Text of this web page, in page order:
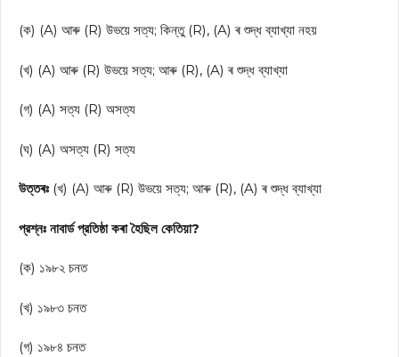
(ক) (A) আৰু (R) উভয়ে সত্য; কিন্তু (R), (A) ৰ শুদ্ধ ব্যাখ্যা নহয়
(খ) (A) আৰু (R) উভয়ে সত্য; আৰু (R), (A) ৰ শুদ্ধ ব্যাখ্যা
(গ) (A) সত্য (R) অসত্য
(ঘ) (A) অসত্য (R) সত্য
উত্তৰঃ (খ) (A) আৰু (R) উভয়ে সত্য; আৰু (R), (A) ৰ শুদ্ধ ব্যাখ্যা
প্রশ্নঃ নাবার্ড প্রতিষ্ঠা কৰা হৈছিল কেতিয়া?
(ক) ১৯৮২ চনত
(খ) ১৯৮৩ চনত
(গ) ১৯৮৪ চনত